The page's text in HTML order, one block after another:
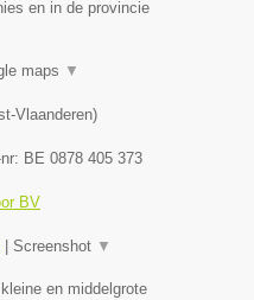
en in de provincie
maps ▼
Vlaanderen)
BE 0878 405 373
BV
| Screenshot ▼
en middelgrote